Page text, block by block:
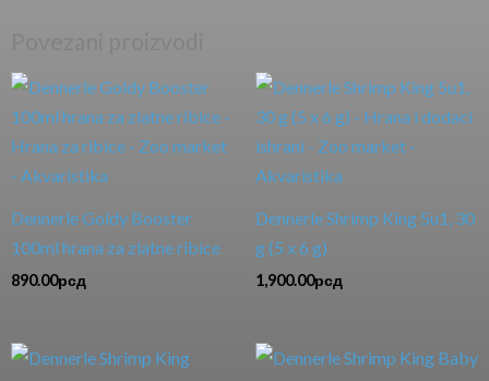
Dennerle Goldy Booster
100ml hrana za zlatne ribice
890.00рсд
Dennerle Shrimp King 5u1, 30
g (5 x 6 g)
1,900.00рсд